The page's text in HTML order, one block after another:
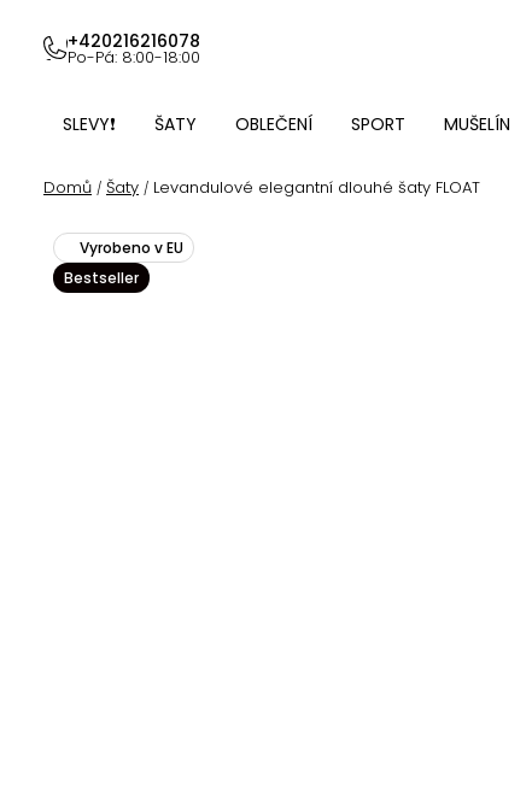
obsah
+420216216078
Po-Pá: 8:00-18:00
SLEVY❗ ŠATY OBLEČENÍ SPORT MUŠELÍN
Domů / Šaty / Levandulové elegantní dlouhé šaty FLOAT
Vyrobeno v EU
Bestseller